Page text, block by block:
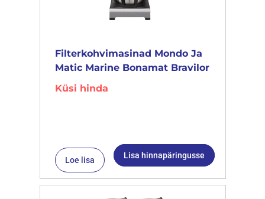
Filterkohvimasinad Mondo Ja
Matic Marine Bonamat Bravilor
Küsi hinda
Loe lisa Lisa hinnapäringusse